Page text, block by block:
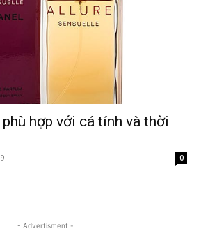
hợp với cá tính và thời
0
- Advertisment -